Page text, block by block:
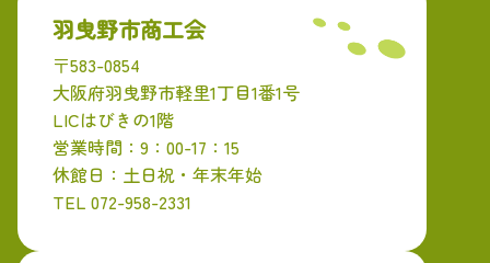
羽曳野市商工会
〒583-0854
大阪府羽曳野市軽里1丁目1番1号
LICはびきの1階
営業時間：9：00-17：15
休館日：土日祝・年末年始
TEL 072-958-2331